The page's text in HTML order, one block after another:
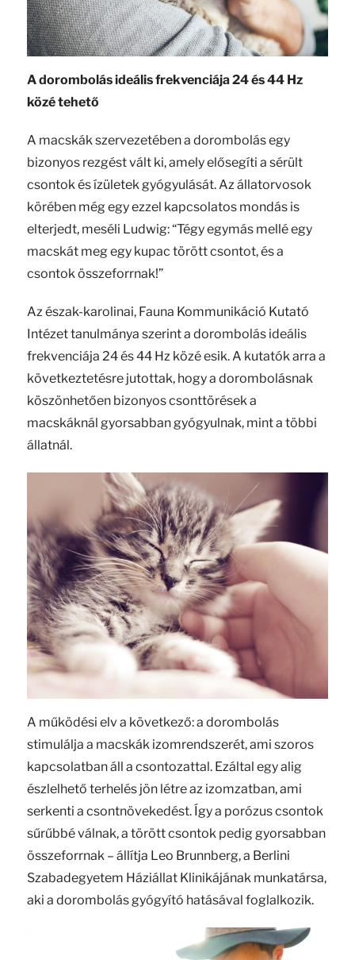
A dorombolás ideális frekvenciája 24 és 44 Hz
közé tehető
A macskák szervezetében a dorombolás egy
bizonyos rezgést vált ki, amely elősegíti a sérült
csontok és ízületek gyógyulását. Az állatorvosok
körében még egy ezzel kapcsolatos mondás is
elterjedt, meséli Ludwig: “Tégy egymás mellé egy
macskát meg egy kupac törött csontot, és a
csontok összeforrnak!”
Az észak-karolinai, Fauna Kommunikáció Kutató
Intézet tanulmánya szerint a dorombolás ideális
frekvenciája 24 és 44 Hz közé esik. A kutatók arra a
következtetésre jutottak, hogy a dorombolásnak
köszönhetően bizonyos csonttörések a
macskáknál gyorsabban gyógyulnak, mint a többi
állatnál.
A működési elv a következő: a dorombolás
stimulálja a macskák izomrendszerét, ami szoros
kapcsolatban áll a csontozattal. Ezáltal egy alig
észlelhető terhelés jön létre az izomzatban, ami
serkenti a csontnövekedést. Így a porózus csontok
sűrűbbé válnak, a törött csontok pedig gyorsabban
összeforrnak – állítja Leo Brunnberg, a Berlini
Szabadegyetem Háziállat Klinikájának munkatársa,
aki a dorombolás gyógyító hatásával foglalkozik.